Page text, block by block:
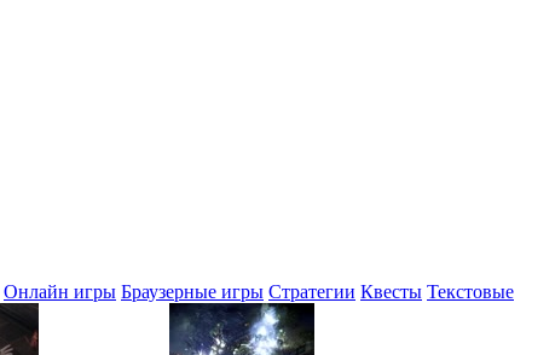
Онлайн игры Браузерные игры Стратегии Квесты Текстовые